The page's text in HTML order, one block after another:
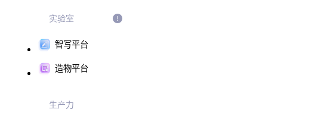
实验室
智写平台
造物平台
生产力